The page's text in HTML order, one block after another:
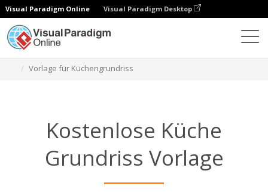
Visual Paradigm Online Visual Paradigm Desktop
Vorlage für Küchengrundriss
Kostenlose Küche
Grundriss Vorlage